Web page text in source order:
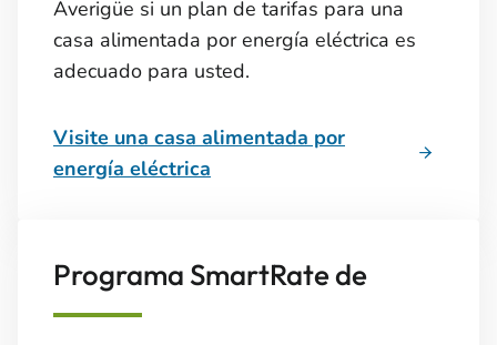
Averigüe si un plan de tarifas para una
casa alimentada por energía eléctrica es
adecuado para usted.
Visite una casa alimentada por
energía eléctrica
Programa SmartRate de